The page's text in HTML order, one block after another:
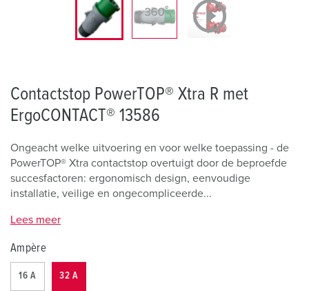
Contactstop PowerTOP® Xtra R met
ErgoCONTACT® 13586
Ongeacht welke uitvoering en voor welke toepassing - de
PowerTOP® Xtra contactstop overtuigt door de beproefde
succesfactoren: ergonomisch design, eenvoudige
installatie, veilige en ongecompliceerde...
Lees meer
Ampère
16 A 32 A